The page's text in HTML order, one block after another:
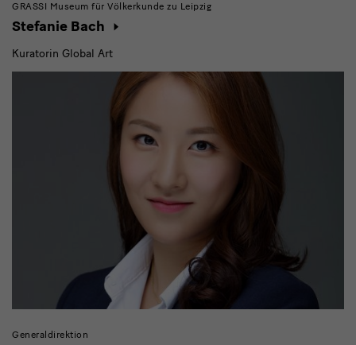
GRASSI Museum für Völkerkunde zu Leipzig
Stefanie Bach
Kuratorin Global Art
Generaldirektion